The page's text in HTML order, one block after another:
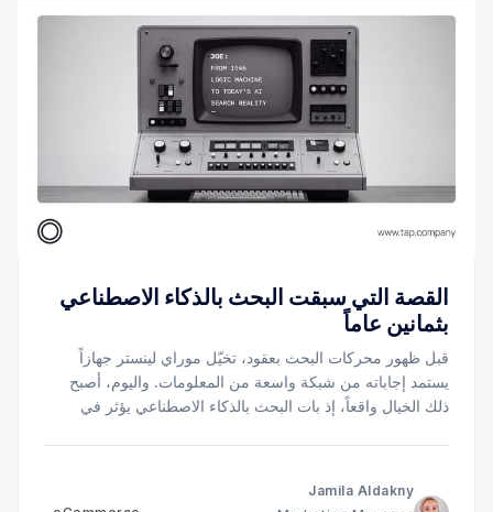
القصة التي سبقت البحث بالذكاء الاصطناعي
بثمانين عاماً
قبل ظهور محركات البحث بعقود، تخيّل موراي لينستر جهازاً
يستمد إجاباته من شبكة واسعة من المعلومات. واليوم، أصبح
ذلك الخيال واقعاً، إذ بات البحث بالذكاء الاصطناعي يؤثر في
Jamila Aldakny